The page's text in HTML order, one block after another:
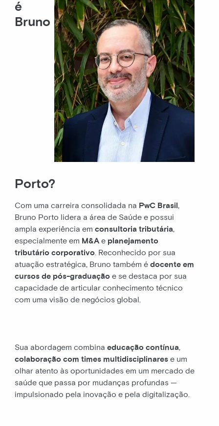
é
Bruno
Porto?
Com uma carreira consolidada na PwC Brasil,
Bruno Porto lidera a área de Saúde e possui
ampla experiência em consultoria tributária,
especialmente em M&A e planejamento
tributário corporativo. Reconhecido por sua
atuação estratégica, Bruno também é docente em
cursos de pós-graduação e se destaca por sua
capacidade de articular conhecimento técnico
com uma visão de negócios global.
Sua abordagem combina educação contínua,
colaboração com times multidisciplinares e um
olhar atento às oportunidades em um mercado de
saúde que passa por mudanças profundas —
impulsionado pela inovação e pela digitalização.